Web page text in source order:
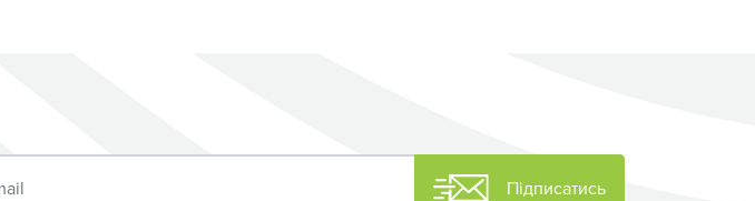
Підписатись